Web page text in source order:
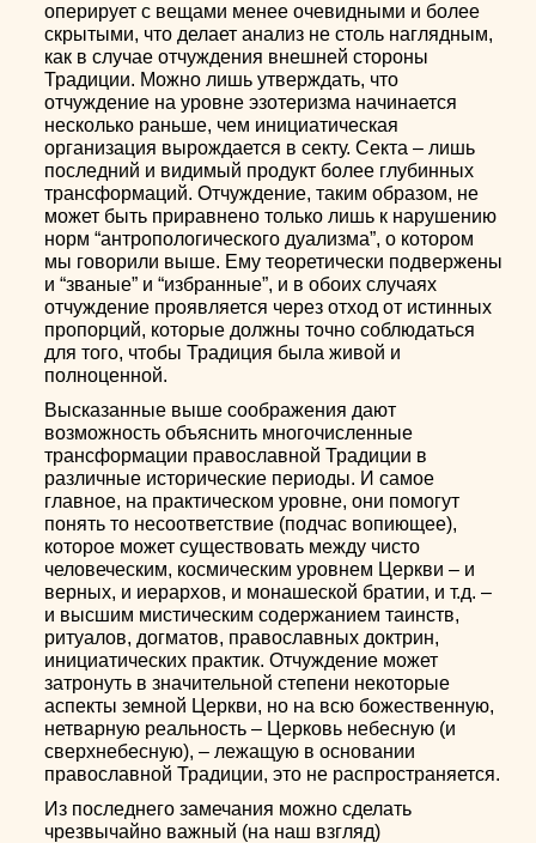
оперирует с вещами менее очевидными и более
скрытыми, что делает анализ не столь наглядным,
как в случае отчуждения внешней стороны
Традиции. Можно лишь утверждать, что
отчуждение на уровне эзотеризма начинается
несколько раньше, чем инициатическая
организация вырождается в секту. Секта – лишь
последний и видимый продукт более глубинных
трансформаций. Отчуждение, таким образом, не
может быть приравнено только лишь к нарушению
норм “антропологического дуализма”, о котором
мы говорили выше. Ему теоретически подвержены
и “званые” и “избранные”, и в обоих случаях
отчуждение проявляется через отход от истинных
пропорций, которые должны точно соблюдаться
для того, чтобы Традиция была живой и
полноценной.
Высказанные выше соображения дают
возможность объяснить многочисленные
трансформации православной Традиции в
различные исторические периоды. И самое
главное, на практическом уровне, они помогут
понять то несоответствие (подчас вопиющее),
которое может существовать между чисто
человеческим, космическим уровнем Церкви – и
верных, и иерархов, и монашеской братии, и т.д. –
и высшим мистическим содержанием таинств,
ритуалов, догматов, православных доктрин,
инициатических практик. Отчуждение может
затронуть в значительной степени некоторые
аспекты земной Церкви, но на всю божественную,
нетварную реальность – Церковь небесную (и
сверхнебесную), – лежащую в основании
православной Традиции, это не распространяется.
Из последнего замечания можно сделать
чрезвычайно важный (на наш взгляд)